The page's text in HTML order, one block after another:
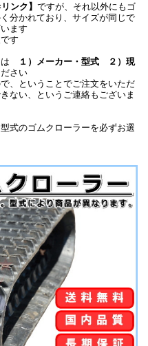
リンク】ですが、それ以外にもゴ
分かれており、サイズが同じで
ます
す
は
１）メーカー・型式 ２）現
さい
、ということでご注文をいただ
ない、というご連絡もございま
式のゴムクローラーを必ずお選